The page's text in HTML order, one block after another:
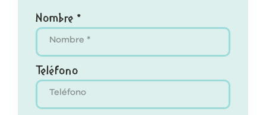
Nombre *
Teléfono